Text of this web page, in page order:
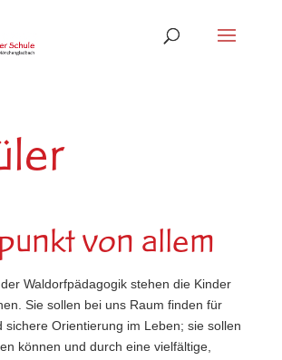
von allem
Waldorfpädagogik stehen die Kinder
Sie sollen bei uns Raum finden für
sichere Orientierung im Leben; sie sollen
können und durch eine vielfältige,